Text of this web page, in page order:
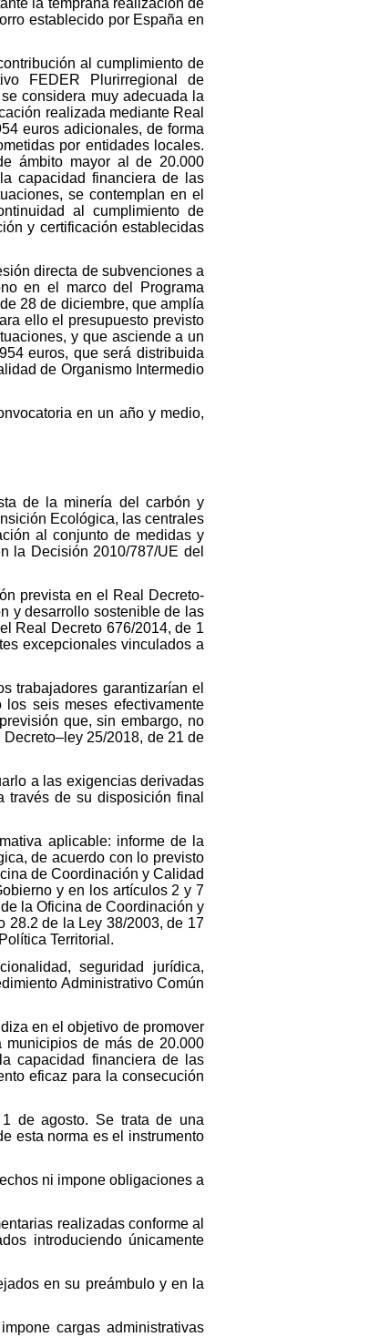
la temprana realización de
establecido por España en
al cumplimiento de
FEDER Plurirregional de
considera muy adecuada la
realizada mediante Real
euros adicionales, de forma
por entidades locales.
ámbito mayor al de 20.000
capacidad financiera de las
se contemplan en el
al cumplimiento de
y certificación establecidas
directa de subvenciones a
en el marco del Programa
28 de diciembre, que amplía
ello el presupuesto previsto
y que asciende a un
euros, que será distribuida
de Organismo Intermedio
en un año y medio,
de la minería del carbón y
Ecológica, las centrales
al conjunto de medidas y
la Decisión 2010/787/UE del
prevista en el Real Decreto-
y desarrollo sostenible de las
Real Decreto 676/2014, de 1
excepcionales vinculados a
trabajadores garantizarían el
seis meses efectivamente
que, sin embargo, no
25/2018, de 21 de
a las exigencias derivadas
de su disposición final
aplicable: informe de la
de acuerdo con lo previsto
de Coordinación y Calidad
y en los artículos 2 y 7
la Oficina de Coordinación y
28.2 de la Ley 38/2003, de 17
Territorial.
seguridad jurídica,
Administrativo Común
en el objetivo de promover
municipios de más de 20.000
capacidad financiera de las
eficaz para la consecución
de agosto. Se trata de una
esta norma es el instrumento
ni impone obligaciones a
realizadas conforme al
introduciendo únicamente
en su preámbulo y en la
cargas administrativas